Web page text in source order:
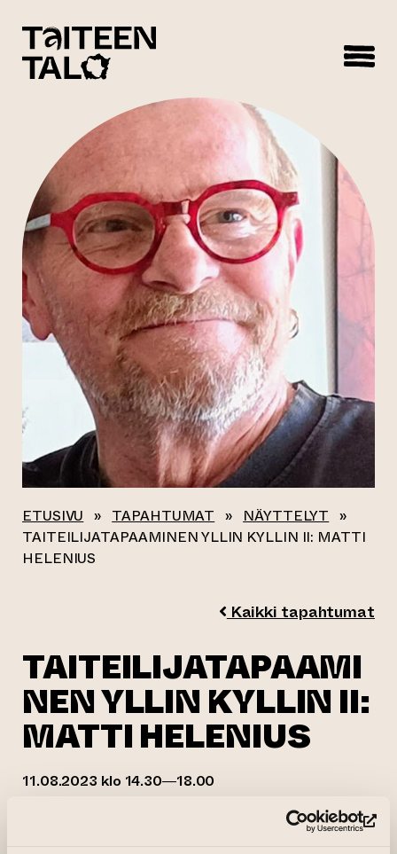
ETUSIVU » TAPAHTUMAT » NÄYTTELYT »
TAITEILIJATAPAAMINEN YLLIN KYLLIN II: MATTI
HELENIUS
Kaikki tapahtumat
TAITEILIJATAPAAMI
NEN YLLIN KYLLIN II:
MATTI HELENIUS
11.08.2023 klo 14.30—18.00
Tehdasrakennuksen toinen kerros, Pääsali
Matti Helenius on turkulainen graafikko ja